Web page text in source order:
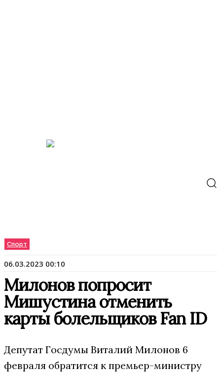
Спорт
06.03.2023 00:10
Милонов попросит
Мишустина отменить
карты болельщиков Fan ID
Депутат Госдумы Виталий Милонов 6
февраля обратится к премьер-министру